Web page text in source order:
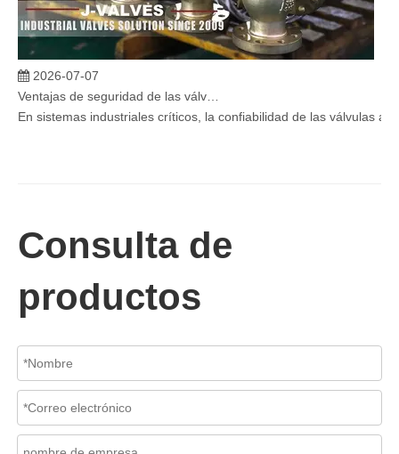
En sistemas industriales críticos, la confiabilidad de las válvulas
2026-07-06
Mecanismo de separación de flujo en filtros de cesta
Consulta de
productos